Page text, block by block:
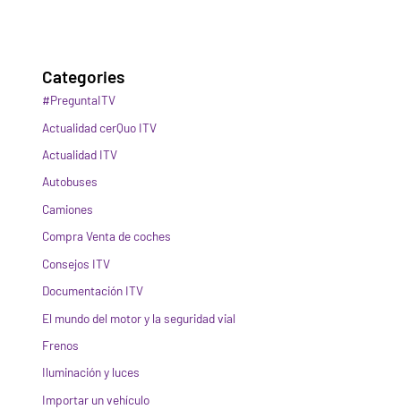
Categories
#PreguntaITV
Actualidad cerQuo ITV
Actualidad ITV
Autobuses
Camiones
Compra Venta de coches
Consejos ITV
Documentación ITV
El mundo del motor y la seguridad vial
Frenos
Iluminación y luces
Importar un vehículo